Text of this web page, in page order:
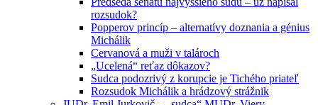
rozsudok?
Popperov princíp – alternatívy doznania a génius
Michálik
Cervanová a muži v talároch
„Ucelená“ reťaz dôkazov?
Sudca podozrivý z korupcie je Tichého priateľ
Rozsudok Michálik a hrádzový strážnik